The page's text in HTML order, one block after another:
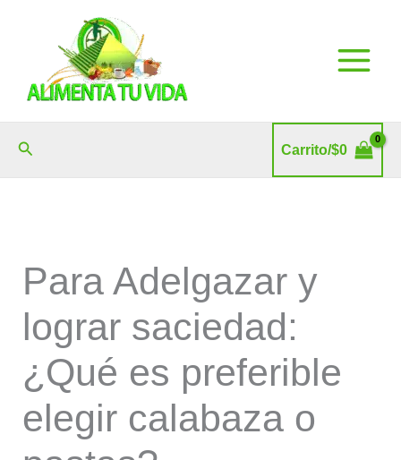
Buscar Carrito/$0
Para Adelgazar y
lograr saciedad:
¿Qué es preferible
elegir calabaza o